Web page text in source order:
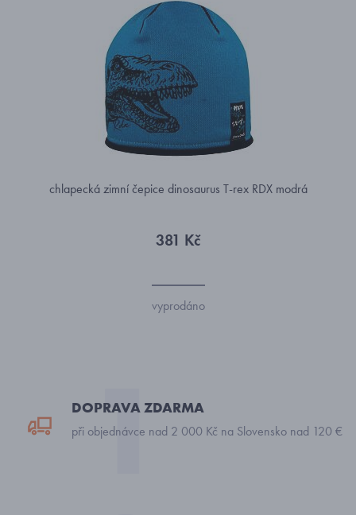
chlapecká zimní čepice dinosaurus T-rex RDX modrá
381 Kč
vyprodáno
DOPRAVA ZDARMA
při objednávce nad 2 000 Kč na Slovensko nad 120 €